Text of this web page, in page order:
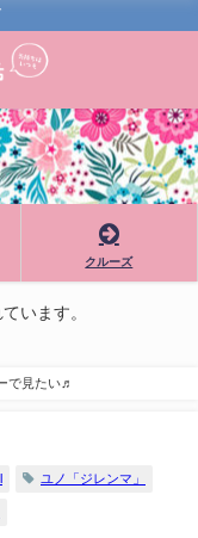
クルーズ
います。
で見たい♬
ユノ「ジレンマ」